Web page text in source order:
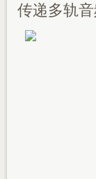
传递多轨